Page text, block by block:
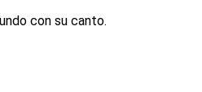
con su canto.